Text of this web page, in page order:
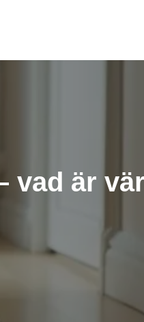
vad är